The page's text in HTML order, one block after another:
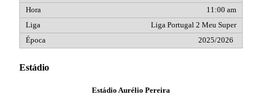
11:00 am
Liga Portugal 2 Meu Super
2025/2026
Estádio
Estádio Aurélio Pereira